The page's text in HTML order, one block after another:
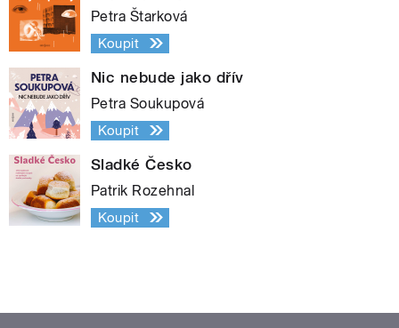
Petra Štarková
Koupit
Nic nebude jako dřív
Petra Soukupová
Koupit
Sladké Česko
Patrik Rozehnal
Koupit